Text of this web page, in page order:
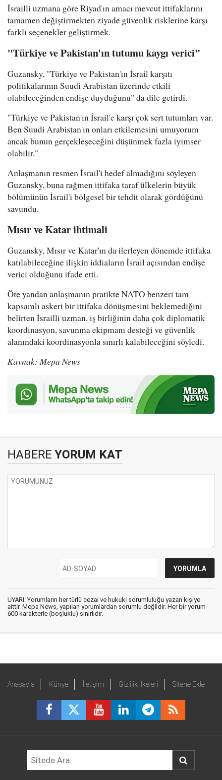
İsrailli uzmana göre Riyad'ın amacı mevcut ittifaklarını
tamamen değiştirmekten ziyade güvenlik risklerine karşı
farklı seçenekler geliştirmek.
"Türkiye ve Pakistan'ın tutumu kaygı verici"
Guzansky, "Türkiye ve Pakistan'ın İsrail karşıtı
politikalarının Suudi Arabistan üzerinde etkili
olabileceğinden endişe duyduğunu" da dile getirdi.
"Türkiye ve Pakistan'ın İsrail'e karşı çok sert tutumları var.
Ben Suudi Arabistan'ın onları etkilemesini umuyorum
ancak bunun gerçekleşeceğini düşünmek fazla iyimser
olabilir."
Anlaşmanın resmen İsrail'i hedef almadığını söyleyen
Guzansky, buna rağmen ittifaka taraf ülkelerin büyük
bölümünün İsrail'i bölgesel bir tehdit olarak gördüğünü
savundu.
Mısır ve Katar ihtimali
Guzansky, Mısır ve Katar'ın da ilerleyen dönemde ittifaka
katılabileceğine ilişkin iddiaların İsrail açısından endişe
verici olduğunu ifade etti.
Öte yandan anlaşmanın pratikte NATO benzeri tam
kapsamlı askeri bir ittifaka dönüşmesini beklemediğini
belirten İsrailli uzman, iş birliğinin daha çok diplomatik
koordinasyon, savunma ekipmanı desteği ve güvenlik
alanındaki koordinasyonla sınırlı kalabileceğini söyledi.
Kaynak: Mepa News
HABERE YORUM KAT
UYARI: Yorumların her türlü cezai ve hukuki sorumluluğu yazan kişiye
aittir. Mepa News, yapılan yorumlardan sorumlu değildir. Her bir yorum
600 karakterle (boşluklu) sınırlıdır.
Anasayfa Künye İletişim Gizlilik İlkeleri Sitene Ekle